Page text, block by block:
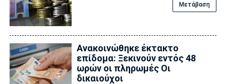
Μετάβαση
Ανακοινώθηκε έκτακτο
επίδομα: Ξεκινούν εντός 48
ωρών οι πληρωμές Οι
δικαιούχοι